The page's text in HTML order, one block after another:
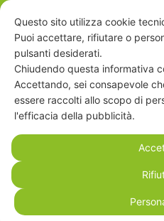
Salta
contenuto
Contattaci
Questo sito utilizza cookie
Puoi accettare, rifiutare o
pulsanti desiderati.
Chiudendo questa informativa
Accettando, sei consapevole
essere raccolti allo scopo di
l'efficacia della pubblicità.